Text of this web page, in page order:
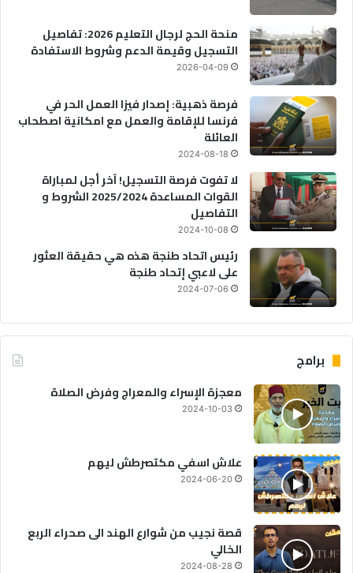
منحة الحج لرجال التعليم 2026: تفاصيل
التسجيل وقيمة الدعم وشروط الاستفادة
2026-04-09
فرصة ذهبية: إصدار فيزا العمل الحر في
فرنسا للإقامة والعمل مع امكانية اصطحاب
العائلة
2024-08-18
لا تفوت فرصة التسجيل! آخر أجل لمباراة
القوات المساعدة 2025/2024 الشروط و
التفاصيل
2024-10-08
رئيس اتحاد طنجة هذه هي حقيقة العثور
على لاعبي إتحاد طنجة
2024-07-06
برامج
معجزة الإسراء والمعراج وفرض الصلاة
2024-10-03
علاش اسفي مكتصرطش ليهم
2024-06-20
قصة نجيب من شوارع الهند الى صحراء الربع
الخالي
2024-08-28